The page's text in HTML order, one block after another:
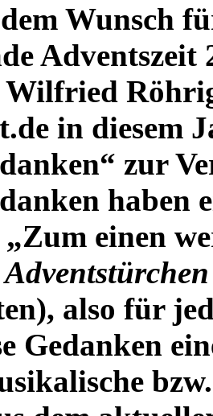
Wunsch
in diesem
zur
haben
einen
also für
Gedanken